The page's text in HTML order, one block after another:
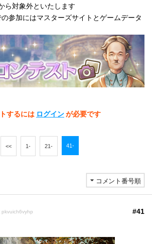
ら対象外といたします
の参加にはマスターズサイトとゲームデータ
するには ログインが必要です
<< 1- 21- 41-
pkvuich6vyhp #41